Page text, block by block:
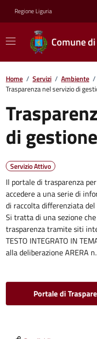
Regione Liguria
Comune
Home / Servizi / Ambiente /
Trasparenza nel servizio di
di
Servizio Attivo
Il portale di trasparenza
accedere a una serie di
di raccolta differenziata
Si tratta di una sezione
trasparenza tramite siti
TESTO INTEGRATO IN
alla deliberazione ARERA
Portale di